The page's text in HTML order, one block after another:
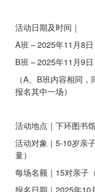
活动日期及时间｜
A班 – 2025年11月8
B班 – 2025年11月9
（A、B班内容相同
报名其中一场）
活动地点｜下环图书
活动对象｜5-10岁亲
童）
每场名额｜15对亲子
报名日期｜2025年10